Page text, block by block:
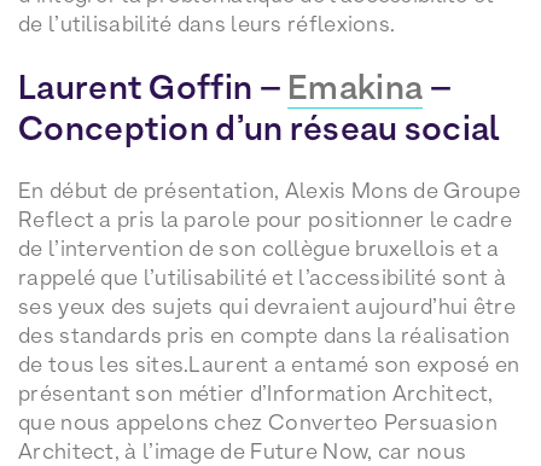
de l’utilisabilité dans leurs réflexions.
Laurent Goffin – Emakina –
Conception d’un réseau social
En début de présentation, Alexis Mons de Groupe
Reflect a pris la parole pour positionner le cadre
de l’intervention de son collègue bruxellois et a
rappelé que l’utilisabilité et l’accessibilité sont à
ses yeux des sujets qui devraient aujourd’hui être
des standards pris en compte dans la réalisation
de tous les sites.Laurent a entamé son exposé en
présentant son métier d’Information Architect,
que nous appelons chez Converteo Persuasion
Architect, à l’image de Future Now, car nous